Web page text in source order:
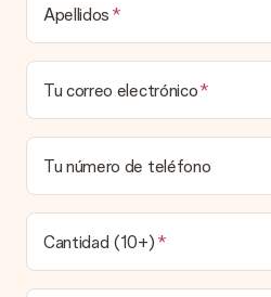
Tiempo de entrega,
costos de envío.
¿Puedo elegir una fecha de
Elegir la fecha exacta de entrega
personalizado y completado tu
confirmación con las fechas
que el pedido haya sido enviado,
transportes la encargada de
¿Cuál es el tiempo de entrega y
obsequio?
El tiempo de entrega se puede
producto del regalo.
Apellidos
Tu correo electrónico
Tu número de teléfono
Cantidad (10+)